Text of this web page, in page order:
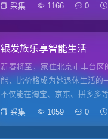
采集
1166 0
银发族乐享智能生活
新春将至，家住北京市丰台
能、比价格成为她退休生活的
不仅能在淘宝、京东、拼多多
采集
1059 0